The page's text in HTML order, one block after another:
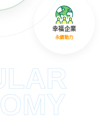
幸福企業
永續動力